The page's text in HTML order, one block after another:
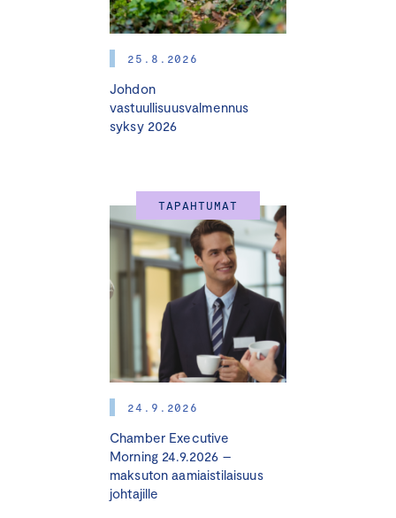
25.8.2026
Johdon
vastuullisuusvalmennus
syksy 2026
TAPAHTUMAT
24.9.2026
Chamber Executive
Morning 24.9.2026 –
maksuton aamiaistilaisuus
johtajille